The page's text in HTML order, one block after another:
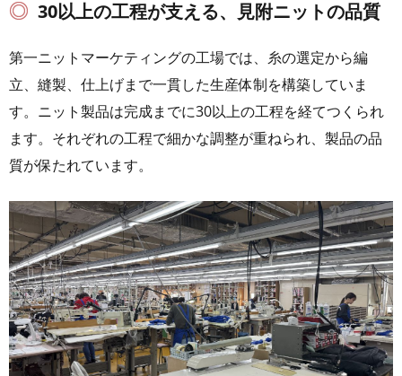
30以上の工程が支える、見附ニットの品質
第一ニットマーケティングの工場では、糸の選定から編
立、縫製、仕上げまで一貫した生産体制を構築していま
す。ニット製品は完成までに30以上の工程を経てつくられ
ます。それぞれの工程で細かな調整が重ねられ、製品の品
質が保たれています。